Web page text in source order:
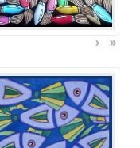
› »